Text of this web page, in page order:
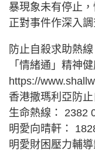
暴現象未有停止
正對事件作深入調
防止自殺求助熱線
「情緒通」精神
https://
香港撒瑪利亞防
生命熱線： 2382
明愛向晴軒：
明愛財困壓力輔